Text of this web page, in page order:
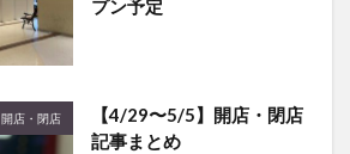
プン予定
開店・閉店
【4/29〜5/5】開店・閉店
記事まとめ